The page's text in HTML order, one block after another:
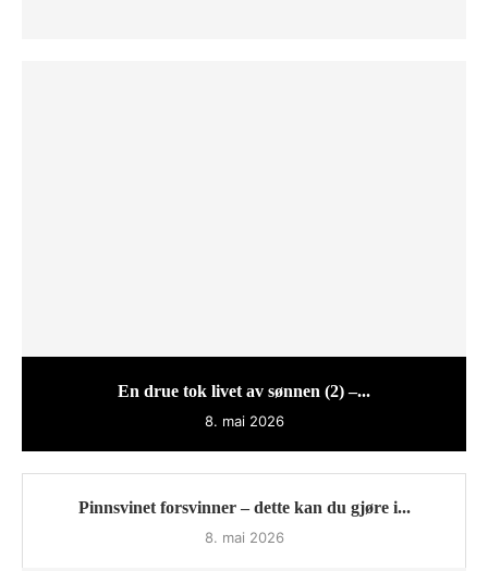
En drue tok livet av sønnen (2) –...
8. mai 2026
Pinnsvinet forsvinner – dette kan du gjøre i...
8. mai 2026